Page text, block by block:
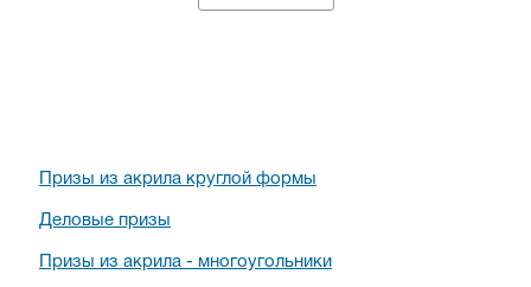
Призы из акрила круглой формы
Деловые призы
Призы из акрила - многоугольники